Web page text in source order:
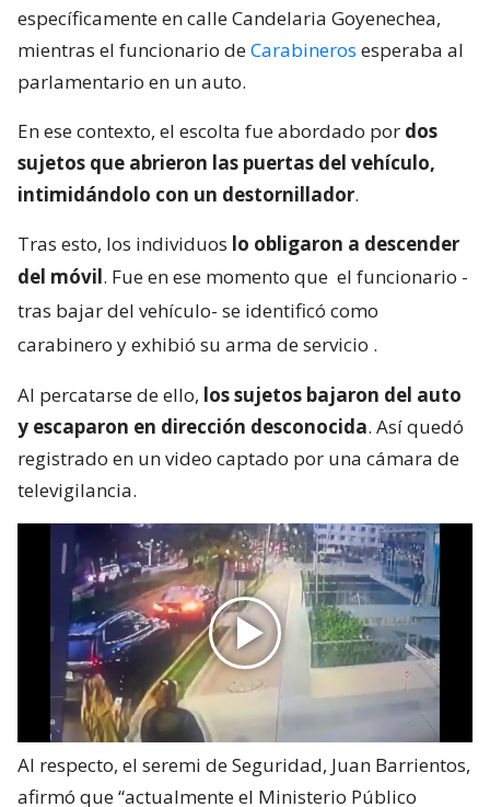
específicamente en calle Candelaria Goyenechea,
mientras el funcionario deCarabineros esperaba al
parlamentario en un auto.
En ese contexto, el escolta fue abordado por dos
sujetos que abrieron las puertas del vehículo,
intimidándolo con un destornillador.
Tras esto, los individuos lo obligaron a descender
del móvil. Fue en ese momento que el funcionario -
tras bajar del vehículo- se identificó como
carabinero y exhibió su arma de servicio .
Al percatarse de ello, los sujetos bajaron del auto
y escaparon en dirección desconocida. Así quedó
registrado en un video captado por una cámara de
televigilancia.
Al respecto, el seremi de Seguridad, Juan Barrientos,
afirmó que “actualmente el Ministerio Público